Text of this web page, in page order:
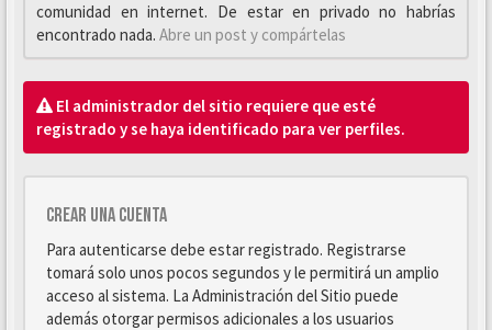
comunidad en internet. De estar en privado no habrías
encontrado nada. Abre un post y compártelas
El administrador del sitio requiere que esté
registrado y se haya identificado para ver perfiles.
Crear una cuenta
Para autenticarse debe estar registrado. Registrarse
tomará solo unos pocos segundos y le permitirá un amplio
acceso al sistema. La Administración del Sitio puede
además otorgar permisos adicionales a los usuarios